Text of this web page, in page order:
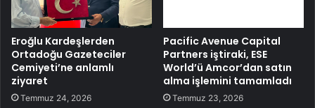
Eroğlu Kardeşlerden
Ortadoğu Gazeteciler
Cemiyeti’ne anlamlı
ziyaret
Temmuz 24, 2026
Pacific Avenue Capital
Partners iştiraki, ESE
World’ü Amcor’dan satın
alma işlemini tamamladı
Temmuz 23, 2026